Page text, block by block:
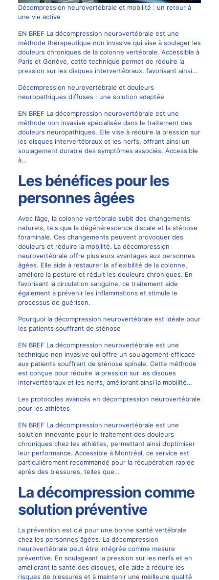
Décompression neurovertébrale et mobilité : un retour à
une vie active
EN BREF La décompression neurovertébrale est une
méthode thérapeutique non invasive qui vise à soulager les
douleurs chroniques de la colonne vertébrale. Accessible à
Paris et Genève, cette technique permet de réduire la
pression sur les disques intervertébraux, favorisant ainsi…
Décompression neurovertébrale et douleurs
neuropathiques diffuses : une solution adaptée
EN BREF La décompression neurovertébrale est une
méthode non invasive spécialisée dans le traitement des
douleurs neuropathiques. Elle vise à réduire la pression sur
les disques intervertébraux et les nerfs, offrant ainsi un
soulagement durable des symptômes associés. Accessible
à…
Les bénéfices pour les
personnes âgées
Avec l’âge, la colonne vertébrale subit des changements
naturels, tels que la dégénérescence discale et la sténose
foraminale. Ces changements peuvent provoquer des
douleurs et réduire la mobilité. La décompression
neurovertébrale offre plusieurs avantages aux personnes
âgées. Elle aide à restaurer la ≤flexibilité de la colonne,
améliore la posture et réduit les douleurs chroniques. En
favorisant la circulation sanguine, ce traitement aide
également à prévenir les inflammations et stimule le
processus de guérison.
Pourquoi la décompression neurovertébrale est idéale pour
les patients souffrant de sténose
EN BREF La décompression neurovertébrale est une
technique non invasive qui offre un soulagement efficace
aux patients souffrant de sténose spinale. Cette méthode
est conçue pour réduire la pression sur les disques
intervertébraux et les nerfs, améliorant ainsi la mobilité…
Les protocoles avancés en décompression neurovertébrale
pour les athlètes
EN BREF La décompression neurovertébrale est une
solution innovante pour le traitement des douleurs
chroniques chez les athlètes, permettant ainsi d’optimiser
leur performance. Accessible à Montréal, ce service est
particulièrement recommandé pour la récupération rapide
après des blessures, telles que…
La décompression comme
solution préventive
La prévention est clé pour une bonne santé vertébrale
chez les personnes âgées. La décompression
neurovertébrale peut être intégrée comme mesure
préventive. En soulageant la pression sur les nerfs et en
améliorant la santé des disques, elle aide à réduire les
risques de blessures et à maintenir une meilleure qualité